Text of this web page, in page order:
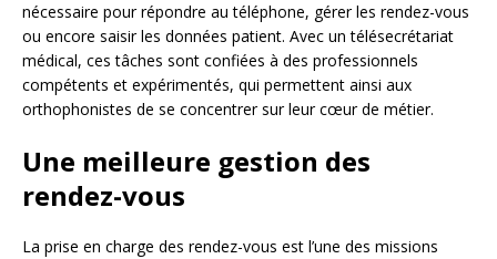
nécessaire pour répondre au téléphone, gérer les rendez-vous
ou encore saisir les données patient. Avec un télésecrétariat
médical, ces tâches sont confiées à des professionnels
compétents et expérimentés, qui permettent ainsi aux
orthophonistes de se concentrer sur leur cœur de métier.
Une meilleure gestion des
rendez-vous
La prise en charge des rendez-vous est l’une des missions